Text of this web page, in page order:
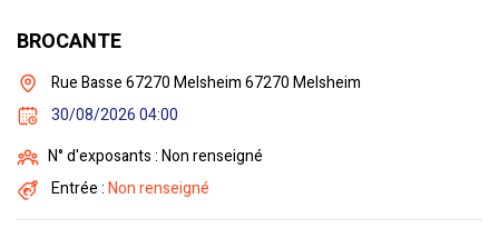
BROCANTE
Rue Basse 67270 Melsheim 67270 Melsheim
30/08/2026 04:00
N° d'exposants : Non renseigné
Entrée :Non renseigné